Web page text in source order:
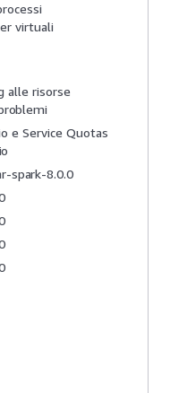
virtuali
alle risorse
e Service Quotas
spark-8.0.0